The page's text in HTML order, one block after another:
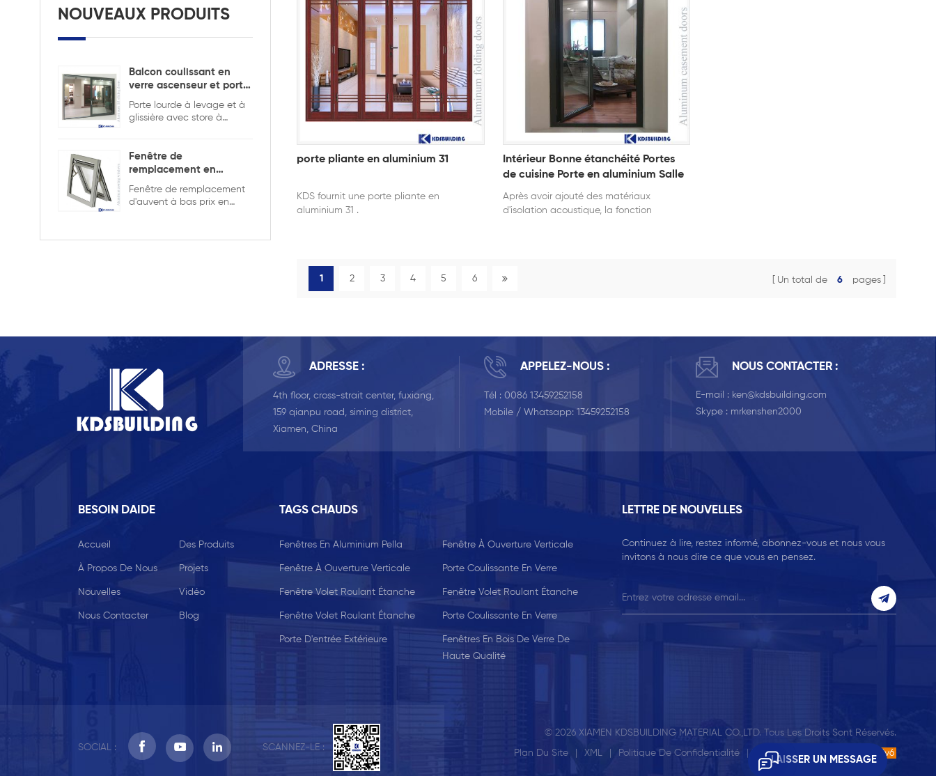
porte pliante en aluminium 31
KDS fournit une porte pliante en
aluminium 31 .
Intérieur Bonne étanchéité Portes
de cuisine Porte en aluminium Salle
de bain
Après avoir ajouté des matériaux
d'isolation acoustique, la fonction
1 2 3 4 5 6 Un total de 6 pages
NOUVEAUX PRODUITS
Balcon coulissant en
verre ascenseur et porte
coulissante
Porte lourde à levage et à
glissière avec store à
Fenêtre de
remplacement en
aluminium double
vitrage
Fenêtre de remplacement
d'auvent à bas prix en
avec la grille dans la
ADRESSE :
4th floor, cross-strait center, fuxiang,
159 qianpu road, siming district,
Xiamen, China
APPELEZ-NOUS :
Tél :0086 13459252158
Mobile / Whatsapp:13459252158
NOUS CONTACTER :
E-mail : ken@kdsbuilding.com
Skype : mrkenshen2000
BESOIN DAIDE
Accueil Des Produits
À Propos De Nous Projets
Nouvelles Vidéo
Nous Contacter Blog
TAGS CHAUDS
Fenêtres En Aluminium Pella Fenêtre À Ouverture Verticale
Fenêtre À Ouverture Verticale Porte Coulissante En Verre
Fenêtre Volet Roulant Étanche Fenêtre Volet Roulant Étanche
Fenêtre Volet Roulant Étanche Porte Coulissante En Verre
Porte D'entrée Extérieure
Fenêtres En Bois De Verre De
Haute Qualité
LETTRE DE NOUVELLES
Continuez à lire, restez informé, abonnez-vous et nous vous
invitons à nous dire ce que vous en pensez.
SOCIAL : SCANNEZ-LE :
© 2026 XIAMEN KDSBUILDING MATERIAL CO.,LTD. Tous Les Droits Sont Réservés.
Plan Du Site XML Politique De Confidentialité | Réseau IPv6 Pris En Charge IPv6
LAISSER UN MESSAGE